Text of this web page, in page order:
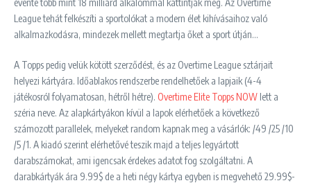
League tehát felkészíti a sportolókat a modern élet kihívásaihoz való
alkalmazkodásra, mindezek mellett megtartja őket a sport útján…
A Topps pedig velük kötött szerződést, és az Overtime League sztárjait
helyezi kártyára. Időablakos rendszerbe rendelhetőek a lapjaik (4-4
játékosról folyamatosan, hétről hétre). Overtime Elite Topps NOW lett a
széria neve. Az alapkártyákon kívül a lapok elérhetőek a következő
számozott parallelek, melyeket random kapnak meg a vásárlók: /49 /25 /10
/5 /1. A kiadó szerint elérhetővé teszik majd a teljes legyártott
darabszámokat, ami igencsak érdekes adatot fog szolgáltatni. A
darabkártyák ára 9.99$ de a heti négy kártya egyben is megvehető 29.99$-